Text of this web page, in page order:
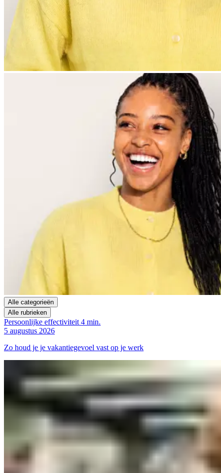
Alle categorieën
Alle rubrieken
Persoonlijke effectiviteit4 min.
5 augustus 2026
Zo houd je je vakantiegevoel vast op je werk